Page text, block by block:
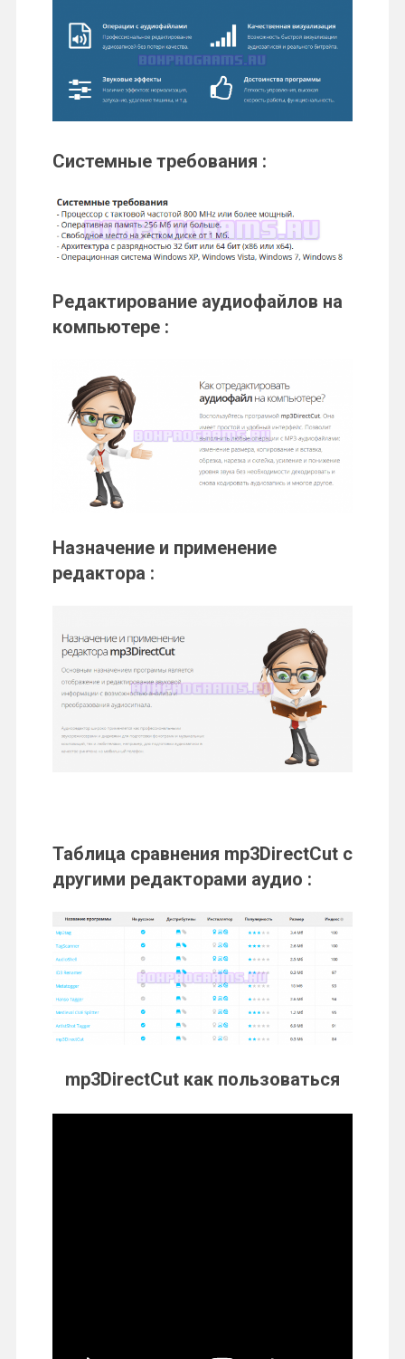
Системные требования :
Редактирование аудиофайлов на
компьютере :
Назначение и применение
редактора :
Таблица сравнения mp3DirectCut с
другими редакторами аудио :
mp3DirectCut как пользоваться